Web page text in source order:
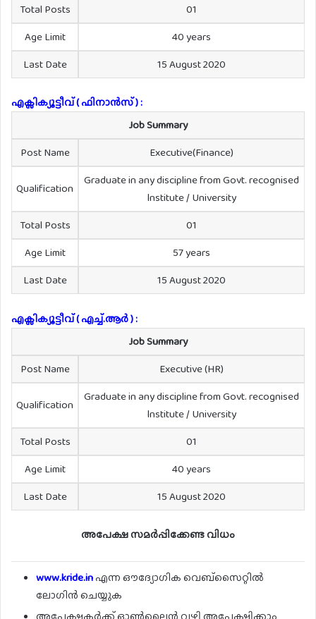
Total Posts
01
Age Limit
40 years
Last Date
15 August 2020
എക്സിക്യൂട്ടീവ് ( ഫിനാൻസ് ) :
Job Summary
Post Name
Executive(Finance)
Qualification
Graduate in any discipline from Govt. recognised
lnstitute / University
Total Posts
01
Age Limit
57 years
Last Date
15 August 2020
എക്സിക്യൂട്ടീവ് ( എച്ച്.ആർ ) :
Job Summary
Post Name
Executive (HR)
Qualification
Graduate in any discipline from Govt. recognised
lnstitute / University
Total Posts
01
Age Limit
40 years
Last Date
15 August 2020
അപേക്ഷ സമർപ്പിക്കേണ്ട വിധം
www.kride.inഎന്ന ഔദ്യോഗിക വെബ്‌സൈറ്റിൽ
ലോഗിൻ ചെയ്യുക